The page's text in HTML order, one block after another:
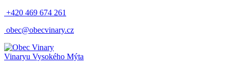
+420 469 674 261
obec@obecvinary.cz
Vinaryu Vysokého Mýta